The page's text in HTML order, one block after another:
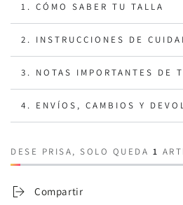
1. CÓMO SABER TU TALLA
2. INSTRUCCIONES DE
3. NOTAS IMPORTANTES DE
4. ENVÍOS, CAMBIOS Y
DESE PRISA, SOLO QUEDA 1
Compartir